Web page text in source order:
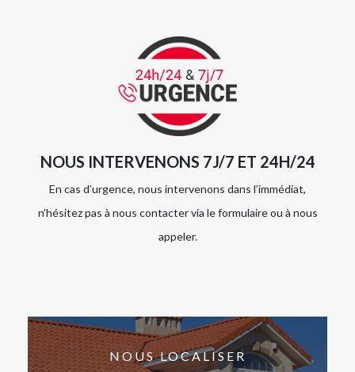
NOUS INTERVENONS 7J/7 ET 24H/24
En cas d’urgence, nous intervenons dans l’immédiat,
n’hésitez pas à nous contacter via le formulaire ou à nous
appeler.
NOUS LOCALISER